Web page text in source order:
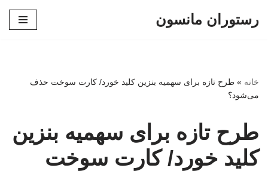
رستوران مانسون
خانه » طرح تازه برای سهمیه بنزین کلید خورد/ کارت سوخت حذف
می‌شود؟
طرح تازه برای سهمیه بنزین
کلید خورد/ کارت سوخت